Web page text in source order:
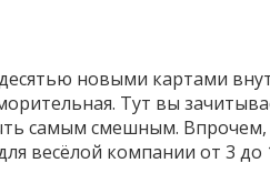
новыми картами
Тут вы
самым смешным.
весёлой компании от 3 до